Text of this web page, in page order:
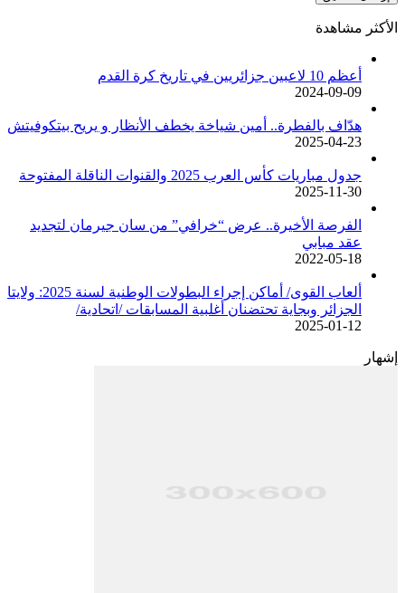
الأكثر مشاهدة
أعظم 10 لاعبين جزائريين في تاريخ كرة القدم
2024-09-09
هدّاف بالفطرة.. أمين شياخة يخطف الأنظار و يريح بيتكوفيتش
2025-04-23
جدول مباريات كأس العرب 2025 والقنوات الناقلة المفتوحة
2025-11-30
الفرصة الأخيرة.. عرض “خرافي” من سان جيرمان لتجديد
عقد مبابي
2022-05-18
ألعاب القوى/ أماكن إجراء البطولات الوطنية لسنة 2025: ولايتا
الجزائر وبجاية تحتضنان أغلبية المسابقات /اتحادية/
2025-01-12
إشهار